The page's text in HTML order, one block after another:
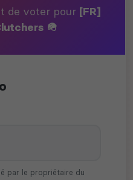
de voter pour [FR]
🪖
par le propriétaire du